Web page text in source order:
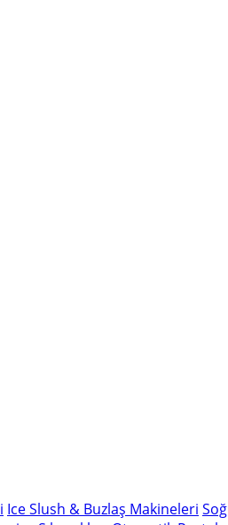
Ice Slush & Buzlaş Makineleri